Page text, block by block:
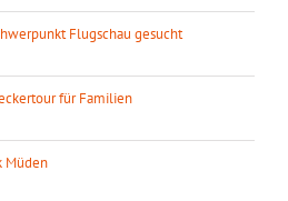
Flugschau gesucht
für Familien
Müden